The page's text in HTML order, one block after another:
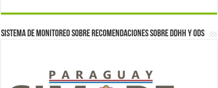
Sistema de monitoreo sobre recomendaciones sobre DDHH y ODS